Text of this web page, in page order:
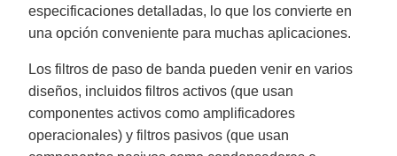
especificaciones detalladas, lo que los convierte en
una opción conveniente para muchas aplicaciones.
Los filtros de paso de banda pueden venir en varios
diseños, incluidos filtros activos (que usan
componentes activos como amplificadores
operacionales) y filtros pasivos (que usan